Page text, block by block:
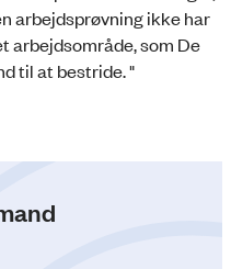
arbejdsprøvning ikke har
arbejdsområde, som De
til at bestride. "